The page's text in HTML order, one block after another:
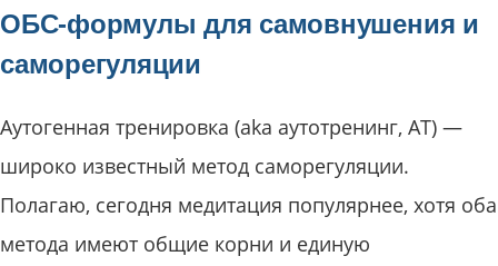
ОБС-формулы для самовнушения и
саморегуляции
Аутогенная тренировка (aka аутотренинг, АТ) —
широко известный метод саморегуляции.
Полагаю, сегодня медитация популярнее, хотя оба
метода имеют общие корни и единую